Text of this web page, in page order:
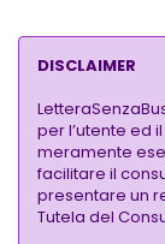
DISCLAIMER
per l’utente ed
meramente
facilitare il
presentare un
Tutela del